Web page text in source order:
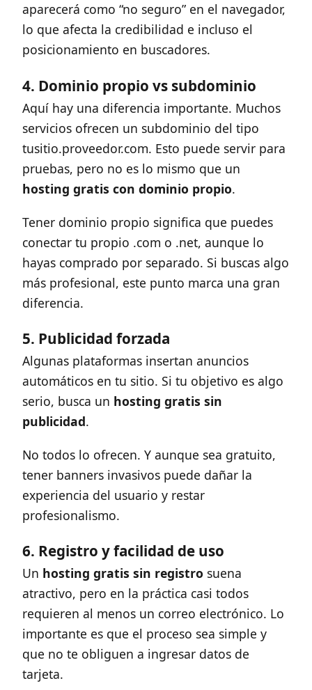
aparecerá como “no seguro” en el navegador,
lo que afecta la credibilidad e incluso el
posicionamiento en buscadores.
4. Dominio propio vs subdominio
Aquí hay una diferencia importante. Muchos
servicios ofrecen un subdominio del tipo
tusitio.proveedor.com. Esto puede servir para
pruebas, pero no es lo mismo que un
hosting gratis con dominio propio.
Tener dominio propio significa que puedes
conectar tu propio .com o .net, aunque lo
hayas comprado por separado. Si buscas algo
más profesional, este punto marca una gran
diferencia.
5. Publicidad forzada
Algunas plataformas insertan anuncios
automáticos en tu sitio. Si tu objetivo es algo
serio, busca un hosting gratis sin
publicidad.
No todos lo ofrecen. Y aunque sea gratuito,
tener banners invasivos puede dañar la
experiencia del usuario y restar
profesionalismo.
6. Registro y facilidad de uso
Un hosting gratis sin registro suena
atractivo, pero en la práctica casi todos
requieren al menos un correo electrónico. Lo
importante es que el proceso sea simple y
que no te obliguen a ingresar datos de
tarjeta.